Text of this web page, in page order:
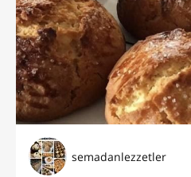
semadanlezzetler